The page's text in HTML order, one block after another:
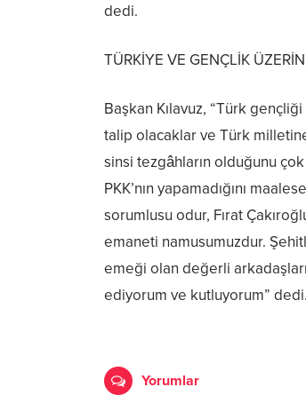
dedi.
TÜRKİYE VE GENÇLİK
Başkan Kılavuz, “Türk
talip olacaklar ve Türk
sinsi tezgâhların olduğunu
PKK’nın yapamadığını
sorumlusu odur, Fırat
emaneti namusumuzdur.
emeği olan değerli
ediyorum ve kutluyorum” dedi.
Yorumlar